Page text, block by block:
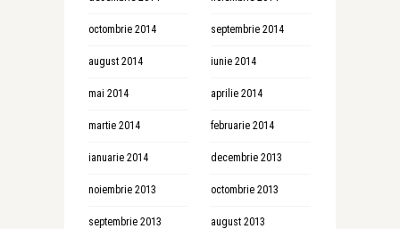
octombrie 2014 septembrie 2014
august 2014 iunie 2014
mai 2014 aprilie 2014
martie 2014 februarie 2014
ianuarie 2014 decembrie 2013
noiembrie 2013 octombrie 2013
septembrie 2013 august 2013